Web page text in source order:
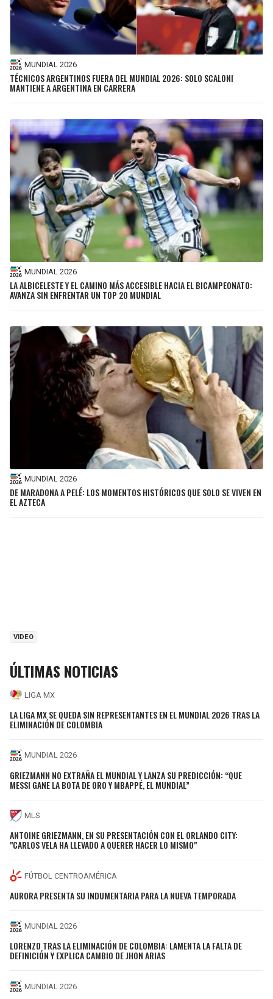
MUNDIAL 2026
TÉCNICOS ARGENTINOS FUERA DEL MUNDIAL 2026: SOLO SCALONI
MANTIENE A ARGENTINA EN CARRERA
MUNDIAL 2026
LA ALBICELESTE Y EL CAMINO MÁS ACCESIBLE HACIA EL BICAMPEONATO:
AVANZA SIN ENFRENTAR UN TOP 20 MUNDIAL
MUNDIAL 2026
DE MARADONA A PELÉ: LOS MOMENTOS HISTÓRICOS QUE SOLO SE VIVEN EN
EL AZTECA
VIDEO
ÚLTIMAS NOTICIAS
LIGA MX
LA LIGA MX SE QUEDA SIN REPRESENTANTES EN EL MUNDIAL 2026 TRAS LA
ELIMINACIÓN DE COLOMBIA
MUNDIAL 2026
GRIEZMANN NO EXTRAÑA EL MUNDIAL Y LANZA SU PREDICCIÓN: “QUE
MESSI GANE LA BOTA DE ORO Y MBAPPÉ, EL MUNDIAL”
MLS
ANTOINE GRIEZMANN, EN SU PRESENTACIÓN CON EL ORLANDO CITY:
"CARLOS VELA HA LLEVADO A QUERER HACER LO MISMO"
FÚTBOL CENTROAMÉRICA
AURORA PRESENTA SU INDUMENTARIA PARA LA NUEVA TEMPORADA
MUNDIAL 2026
LORENZO TRAS LA ELIMINACIÓN DE COLOMBIA: LAMENTA LA FALTA DE
DEFINICIÓN Y EXPLICA CAMBIO DE JHON ARIAS
MUNDIAL 2026